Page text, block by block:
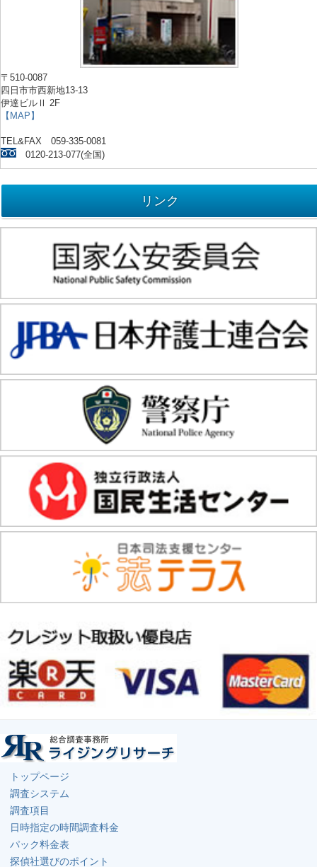
〒510-0087
四日市市西新地13-13
伊達ビルⅡ 2F
【MAP】
TEL&FAX 059-335-0081
0120-213-077(全国)
リンク
トップページ
調査システム
調査項目
日時指定の時間調査料金
パック料金表
探偵社選びのポイント